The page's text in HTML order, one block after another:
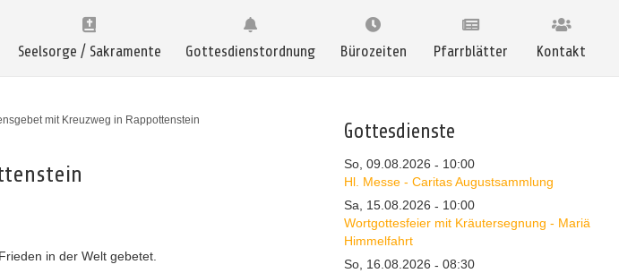
Seelsorge / Sakramente Gottesdienstordnung Bürozeiten Pfarrblätter Kontakt
mit Kreuzweg in Rappottenstein
in der Welt gebetet.
Gottesdienste
So, 09.08.2026 - 10:00
Hl. Messe - Caritas Augustsammlung
Sa, 15.08.2026 - 10:00
Wortgottesfeier mit Kräutersegnung - Mariä
Himmelfahrt
So, 16.08.2026 - 08:30